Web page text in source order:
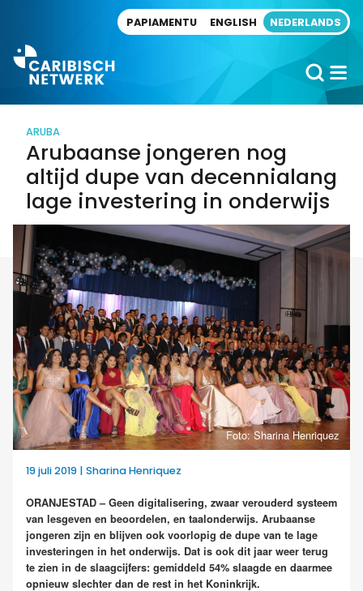
PAPIAMENTU ENGLISH NEDERLANDS
ARUBA
Arubaanse jongeren nog
altijd dupe van decennialang
lage investering in onderwijs
Foto: Sharina Henriquez
19 juli 2019 | Sharina Henriquez
ORANJESTAD – Geen digitalisering, zwaar verouderd systeem
van lesgeven en beoordelen, en taalonderwijs. Arubaanse
jongeren zijn en blijven ook voorlopig de dupe van te lage
investeringen in het onderwijs. Dat is ook dit jaar weer terug
te zien in de slaagcijfers: gemiddeld 54% slaagde en daarmee
opnieuw slechter dan de rest in het Koninkrijk.